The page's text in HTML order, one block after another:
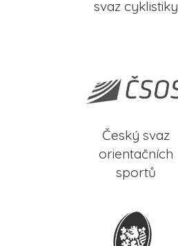
svaz cyklistiky
Český svaz
orientačních
sportů